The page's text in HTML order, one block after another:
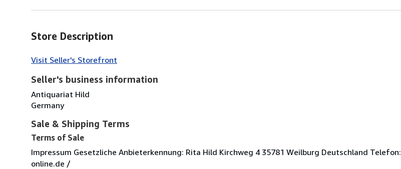
Store Description
Visit Seller's Storefront
Seller's business information
Antiquariat Hild
Germany
Sale & Shipping Terms
Terms of Sale
Impressum Gesetzliche Anbieterkennung: Rita Hild Kirchweg 4 35781 Weilburg Deutschland
online.de /